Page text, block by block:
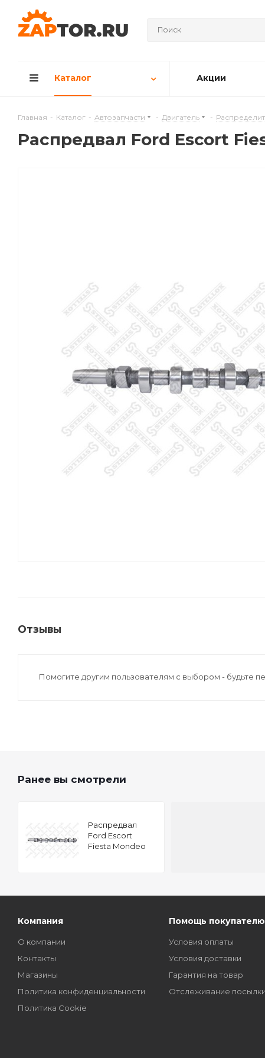
Каталог Акции
Главная - Каталог - Автозапчасти - Двигатель -
Распредвал Ford Escort
Отзывы
Помогите другим пользователям с выбором - будьте
Ранее вы смотрели
Распредвал
Ford Escort
Fiesta Mondeo
Компания
О компании
Контакты
Магазины
Политика конфиденциальности
Политика Cookie
Помощь покупателю
Условия оплаты
Условия доставки
Гарантия на товар
Отслеживание посылки